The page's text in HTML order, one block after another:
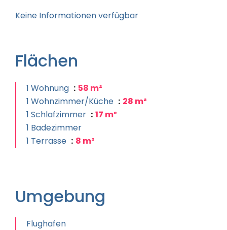
Keine Informationen verfügbar
Flächen
1 Wohnung
58 m²
1 Wohnzimmer/Küche
28 m²
1 Schlafzimmer
17 m²
1 Badezimmer
1 Terrasse
8 m²
Umgebung
Flughafen